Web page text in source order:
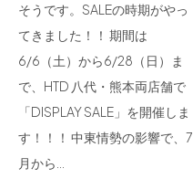
そうです。SALEの時期がやっ
てきました！！ 期間は
6/6（土）から6/28（日）ま
で、HTD 八代・熊本両店舗で
「DISPLAY SALE」を開催しま
す！！！ 中東情勢の影響で、7
月から…